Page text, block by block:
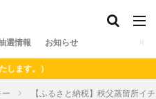
選情報 お知らせ
）
ー 【ふるさと納税】秩父蒸留所イ